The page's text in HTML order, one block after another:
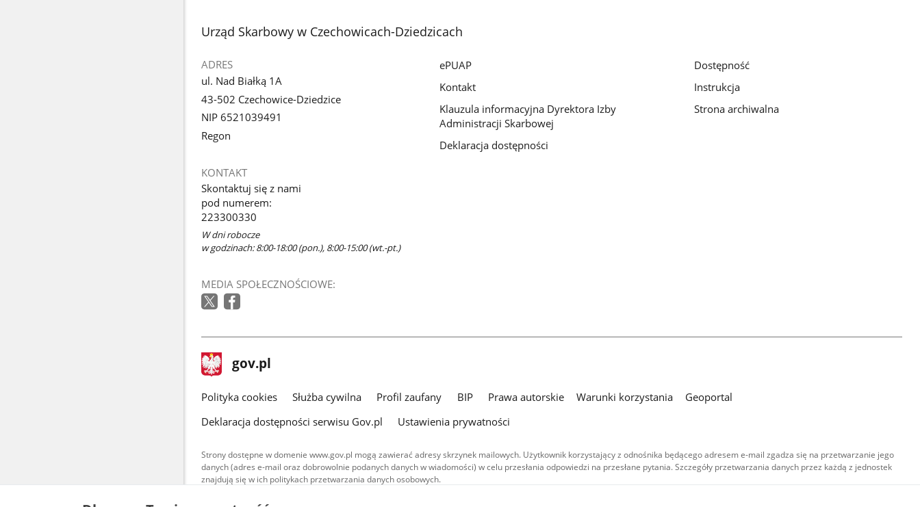
stopka
Urząd Skarbowy w Czechowicach-Dziedzicach
ADRES
ul. Nad Białką 1A
43-502 Czechowice-Dziedzice
NIP 6521039491
Regon
KONTAKT
Skontaktuj się z nami
pod numerem:
223300330
W dni robocze
w godzinach: 8:00-18:00 (pon.), 8:00-15:00 (wt.-pt.)
MEDIA SPOŁECZNOŚCIOWE:
ePUAP
Kontakt
Klauzula informacyjna Dyrektora Izby
Administracji Skarbowej
Deklaracja dostępności
Dostępność
Instrukcja
Strona archiwalna
stopka
gov.pl Strona
gov.pl
gov.pl
Polityka cookies Służba cywilna Profil zaufany BIP Prawa autorskie Warunki korzystania
Geoportal
Deklaracja dostępności serwisu Gov.pl
Ustawienia prywatności
Strony dostępne w domenie www.gov.pl mogą zawierać adresy skrzynek mailowych. Użytkownik korzystający z odnośnika będącego adresem e-mail zgadza się na przetwarzanie jego
danych (adres e-mail oraz dobrowolnie podanych danych w wiadomości) w celu przesłania odpowiedzi na przesłane pytania. Szczegóły przetwarzania danych przez każdą z jednostek
znajdują się w ich politykach przetwarzania danych osobowych.